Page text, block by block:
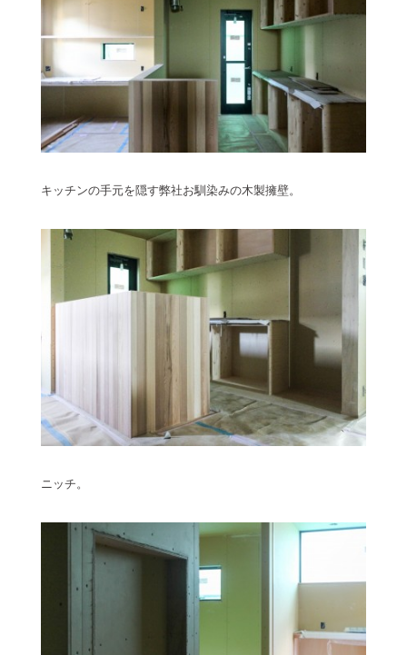
キッチンの手元を隠す弊社お馴染みの木製擁壁。
ニッチ。